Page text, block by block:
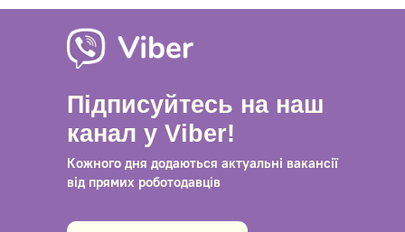
Кожного дня додаються актуальні вакансії
від прямих роботодавців
Підписуйтесь на наш
канал у Viber!